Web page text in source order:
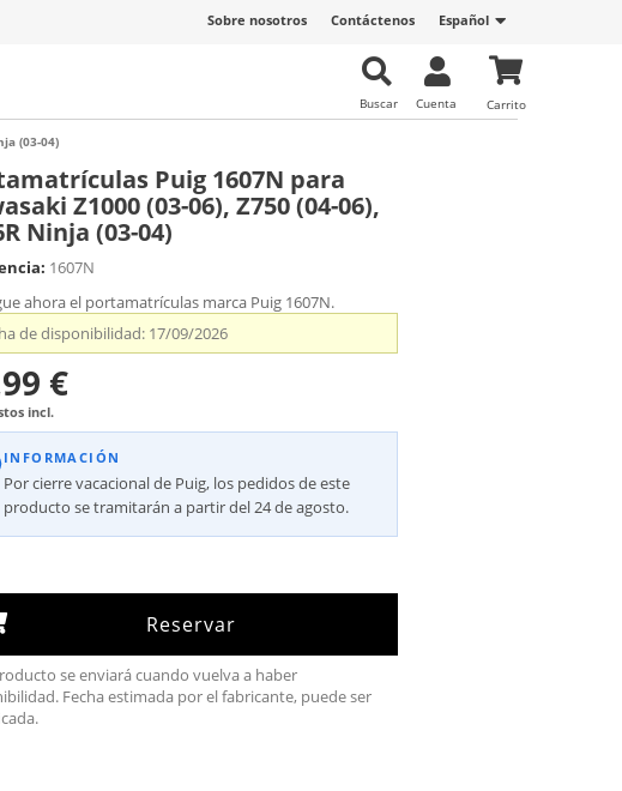
Español
Contáctenos
Sobre nosotros
Carrito
Cuenta
Buscar
(03-04)
Puig 1607N para
Z1000 (03-06), Z750 (04-06),
Ninja (03-04)
1607N
ahora el portamatrículas marca Puig 1607N.
de disponibilidad: 17/09/2026
€
incl.
INFORMACIÓN
Por cierre vacacional de Puig, los pedidos de este
producto se tramitarán a partir del 24 de agosto.
Reservar
se enviará cuando vuelva a haber
Fecha estimada por el fabricante, puede ser